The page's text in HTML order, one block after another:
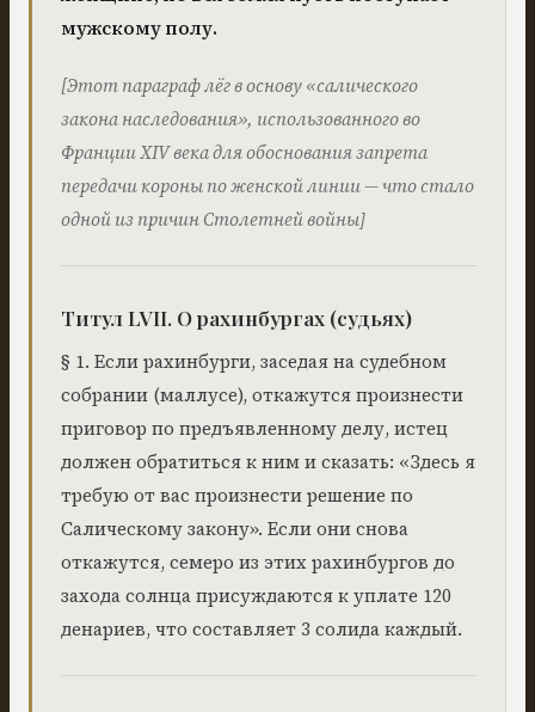
мужскому полу.
[Этот параграф лёг в основу «салического
закона наследования», использованного во
Франции XIV века для обоснования запрета
передачи короны по женской линии — что стало
одной из причин Столетней войны]
Титул LVII. О рахинбургах (судьях)
§ 1. Если рахинбурги, заседая на судебном
собрании (маллусе), откажутся произнести
приговор по предъявленному делу, истец
должен обратиться к ним и сказать: «Здесь я
требую от вас произнести решение по
Салическому закону». Если они снова
откажутся, семеро из этих рахинбургов до
захода солнца присуждаются к уплате 120
денариев, что составляет 3 солида каждый.